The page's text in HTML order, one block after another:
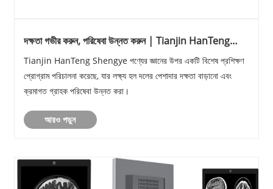
দক্ষতা গভীর করুন, পরিষেবা উন্নত করুন | Tianjin HanTeng
পণ্য জ্ঞানের উপর একটি বিশেষ ক্ষমতায়ন প্রশিক্ষণের আয়োজন করে।
Tianjin HanTeng Shengye পণ্যের জ্ঞানের উপর একটি বিশেষ প্রশিক্ষণ
প্রোগ্রাম পরিচালনা করেছে, যার লক্ষ্য হল দলের পেশাদার দক্ষতা বাড়ানো এবং
ক্রমাগত গ্রাহক পরিষেবা উন্নত করা।
আরও পড়ুন